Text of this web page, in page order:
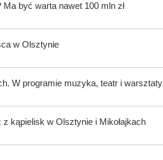
być warta nawet 100 mln zł
w Olsztynie
W programie muzyka, teatr i warsztaty
kąpielisk w Olsztynie i Mikołajkach